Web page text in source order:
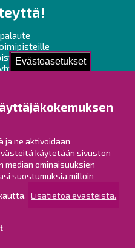
Evästeasetukset
ja ne aktivoidaan
käytetään sivuston
ominaisuuksien
suostumuksia milloin
Lisätietoa evästeistä.